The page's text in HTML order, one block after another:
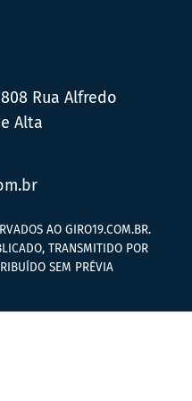
Rua Alfredo
Alta
AO GIRO19.COM.BR.
TRANSMITIDO POR
SEM PRÉVIA